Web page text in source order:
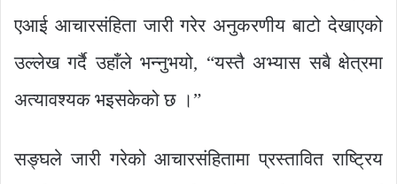
एआई आचारसंहिता जारी गरेर अनुकरणीय बाटो देखाएको
उल्लेख गर्दै उहाँले भन्नुभयो, “यस्तै अभ्यास सबै क्षेत्रमा
अत्यावश्यक भइसकेको छ ।”
सङ्घले जारी गरेको आचारसंहितामा प्रस्तावित राष्ट्रिय